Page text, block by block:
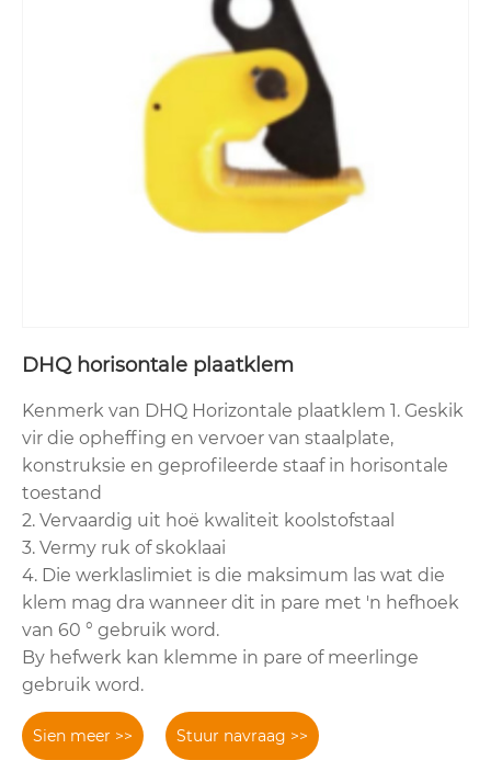
DHQ horisontale plaatklem
Kenmerk van DHQ Horizontale plaatklem 1. Geskik
vir die opheffing en vervoer van staalplate,
konstruksie en geprofileerde staaf in horisontale
toestand
2. Vervaardig uit hoë kwaliteit koolstofstaal
3. Vermy ruk of skoklaai
4. Die werklaslimiet is die maksimum las wat die
klem mag dra wanneer dit in pare met 'n hefhoek
van 60 ° gebruik word.
By hefwerk kan klemme in pare of meerlinge
gebruik word.
Sien meer >> Stuur navraag >>